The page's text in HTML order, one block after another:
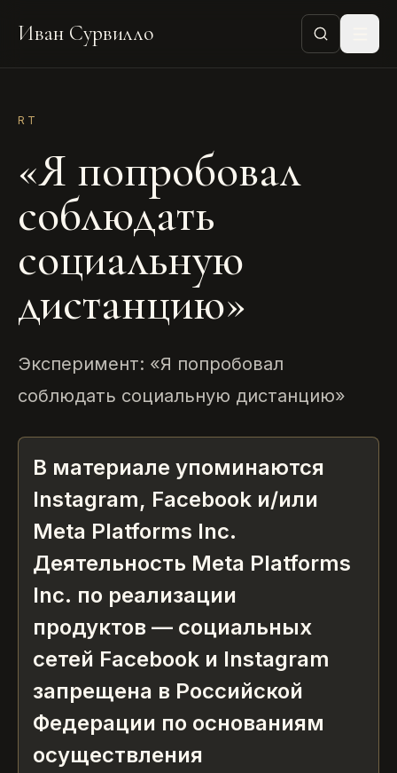
Иван Сурвилло
RT
«Я попробовал
соблюдать
социальную
дистанцию»
Эксперимент: «Я попробовал
соблюдать социальную дистанцию»
В материале упоминаются
Instagram, Facebook и/или
Meta Platforms Inc.
Деятельность Meta Platforms
Inc. по реализации
продуктов — социальных
сетей Facebook и Instagram
запрещена в Российской
Федерации по основаниям
осуществления